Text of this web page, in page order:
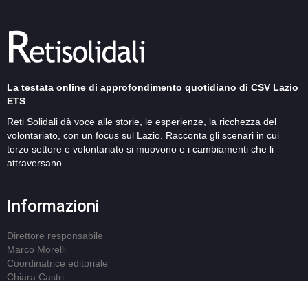
La testata online di approfondimento quotidiano di CSV Lazio
ETS
Reti Solidali dà voce alle storie, le esperienze, la ricchezza del
volontariato, con un focus sul Lazio. Racconta gli scenari in cui
terzo settore e volontariato si muovono e i cambiamenti che li
attraversano
Informazioni
Direttore responsabile
Marco Morelli
Coordinatrice editoriale
Chiara Castri